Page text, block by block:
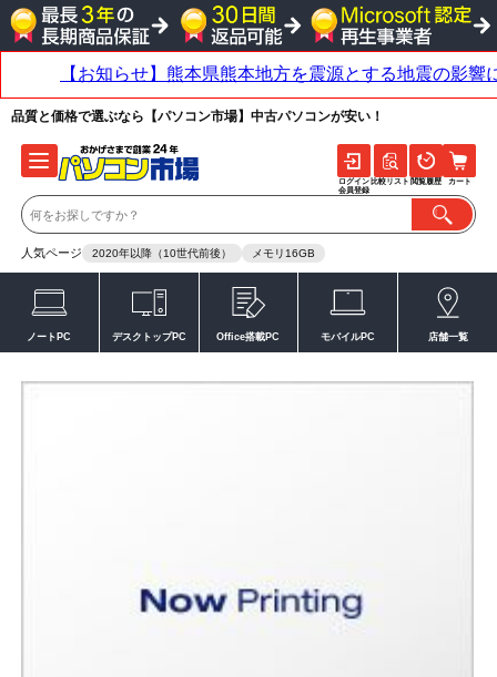
品質と価格で選ぶなら【パソコン市場】中古パソコンが安い！
人気ページ 2020年以降（10世代前後） メモリ16GB
ログイン
会員登録
比較リスト 閲覧履歴 カート
ノートPC デスクトップPC Office搭載PC モバイルPC 店舗一覧